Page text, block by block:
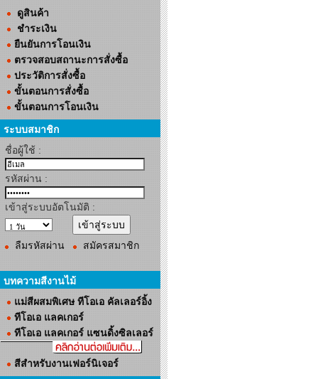
ดูสินค้า
ชำระเงิน
ยืนยันการโอนเงิน
ตรวจสอบสถานะการสั่งซื้อ
ประวัติการสั่งซื้อ
ขั้นตอนการสั่งซื้อ
ขั้นตอนการโอนเงิน
ระบบสมาชิก
ชื่อผู้ใช้ :
รหัสผ่าน :
เข้าสู่ระบบอัตโนมัติ :
ลืมรหัสผ่าน สมัครสมาชิก
บทความสีงานไม้
แม่สีผสมพิเศษ ทีโอเอ คัลเลอร์อิ้ง
ทีโอเอ แลคเกอร์
ทีโอเอ แลคเกอร์ แซนดิ้งซิลเลอร์
สีสำหรับงานเฟอร์นิเจอร์